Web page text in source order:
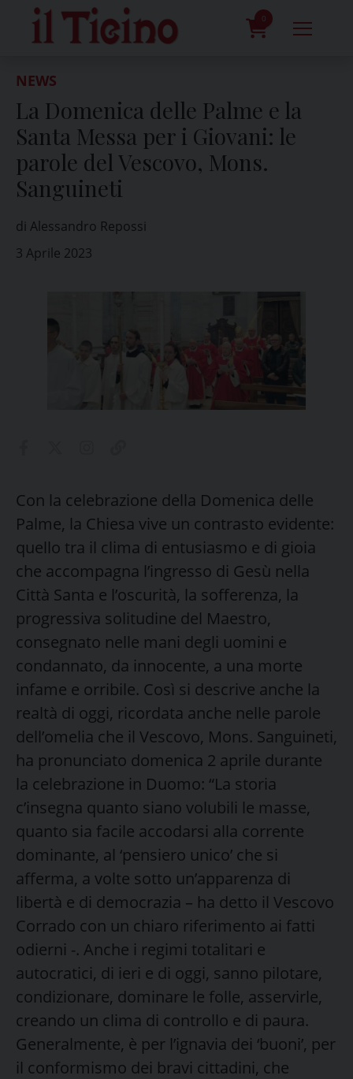
content
0
NEWS
La Domenica delle Palme e la
Santa Messa per i Giovani: le
parole del Vescovo, Mons.
Sanguineti
di Alessandro Repossi
3 Aprile 2023
Con la celebrazione della Domenica delle
Palme, la Chiesa vive un contrasto evidente:
quello tra il clima di entusiasmo e di gioia
che accompagna l’ingresso di Gesù nella
Città Santa e l’oscurità, la sofferenza, la
progressiva solitudine del Maestro,
consegnato nelle mani degli uomini e
condannato, da innocente, a una morte
infame e orribile. Così si descrive anche la
realtà di oggi, ricordata anche nelle parole
dell’omelia che il Vescovo, Mons. Sanguineti,
ha pronunciato domenica 2 aprile durante
la celebrazione in Duomo: “La storia
c’insegna quanto siano volubili le masse,
quanto sia facile accodarsi alla corrente
dominante, al ‘pensiero unico’ che si
afferma, a volte sotto un’apparenza di
libertà e di democrazia – ha detto il Vescovo
Corrado con un chiaro riferimento ai fatti
odierni -. Anche i regimi totalitari e
autocratici, di ieri e di oggi, sanno pilotare,
condizionare, dominare le folle, asservirle,
creando un clima di controllo e di paura.
Generalmente, è per l’ignavia dei ‘buoni’, per
il conformismo dei bravi cittadini, che